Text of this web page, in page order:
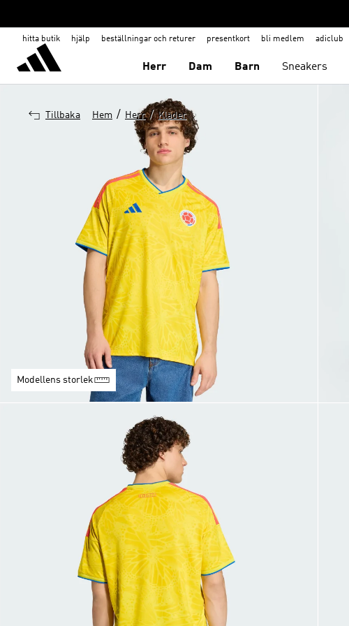
hitta butik hjälp beställningar och returer presentkort bli medlem adiclub
Herr Dam Barn Sneakers
Tillbaka Hem / Herr / Kläder
Modellens storlek